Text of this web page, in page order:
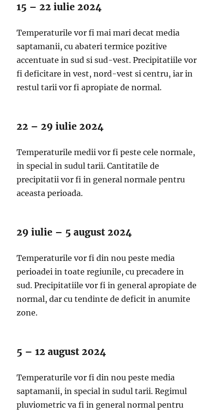
15 – 22 iulie 2024
Temperaturile vor fi mai mari decat media
saptamanii, cu abateri termice pozitive
accentuate in sud si sud-vest. Precipitatiile vor
fi deficitare in vest, nord-vest si centru, iar in
restul tarii vor fi apropiate de normal.
22 – 29 iulie 2024
Temperaturile medii vor fi peste cele normale,
in special in sudul tarii. Cantitatile de
precipitatii vor fi in general normale pentru
aceasta perioada.
29 iulie – 5 august 2024
Temperaturile vor fi din nou peste media
perioadei in toate regiunile, cu precadere in
sud. Precipitatiile vor fi in general apropiate de
normal, dar cu tendinte de deficit in anumite
zone.
5 – 12 august 2024
Temperaturile vor fi din nou peste media
saptamanii, in special in sudul tarii. Regimul
pluviometric va fi in general normal pentru